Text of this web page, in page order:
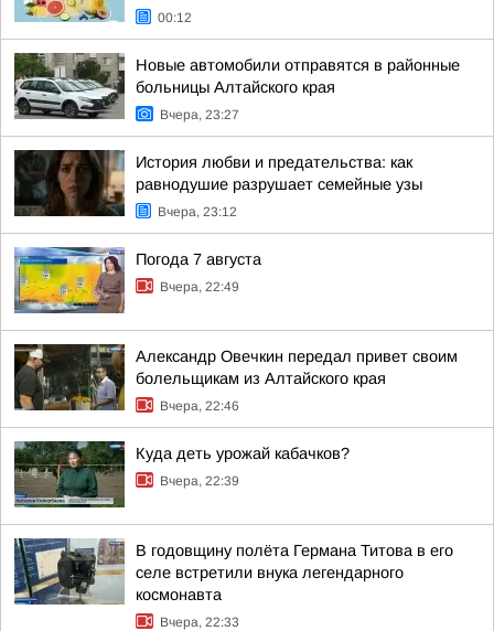
00:12
Новые автомобили отправятся в районные
больницы Алтайского края
Вчера, 23:27
История любви и предательства: как
равнодушие разрушает семейные узы
Вчера, 23:12
Погода 7 августа
Вчера, 22:49
Александр Овечкин передал привет своим
болельщикам из Алтайского края
Вчера, 22:46
Куда деть урожай кабачков?
Вчера, 22:39
В годовщину полёта Германа Титова в его
селе встретили внука легендарного
космонавта
Вчера, 22:33